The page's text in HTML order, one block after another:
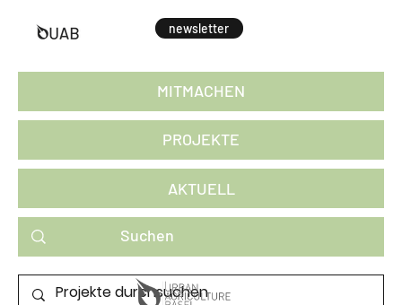
newsletter
PROJEKTE ZUM MITMACHEN
AKTUELL
PROJEKTE
MITMACHEN